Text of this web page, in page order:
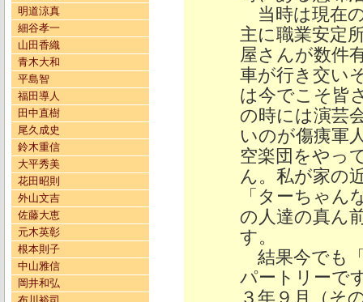
明道涼真
細谷孝一
山田香織
青木大和
平島智
福田導人
田中直樹
尾久成史
鈴木重信
大平秀美
花田昭則
外山文吉
佐藤大恵
元木英彰
根本則子
中山雅信
岡井和弘
当時は現在
主に職業安定
屋さんが数件
車が行き交い
は今でこそ皆
の時には演芸
いのが傷痍軍
空楽団をやっ
ん。私が家の
「ターちゃ
の人達の真ん
す。
結果今でも
パートリーで
３年９月（そ